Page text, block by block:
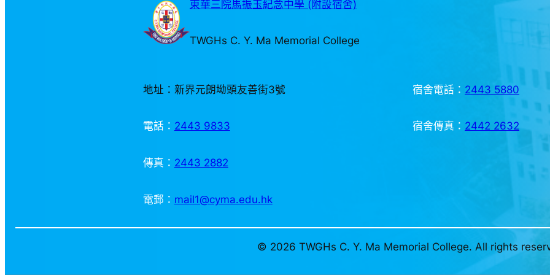
東華三院馬振玉紀念中學 (附設宿舍)
TWGHs C. Y. Ma Memorial College
地址：新界元朗坳頭友善街3號
電話： 2443 9833
傳真： 2443 2882
電郵： mail1@cyma.edu.hk
宿舍電話： 2443 5880
宿舍傳真： 2442 2632
© 2026 TWGHs C. Y. Ma Memorial College. All rights